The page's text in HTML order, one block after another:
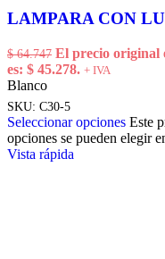
LAMPARA CON
$64.747 El precio original
es: $ 45.278. + IVA
Blanco
SKU: C30-5
Seleccionar opciones Este
opciones se pueden elegir
Vista rápida